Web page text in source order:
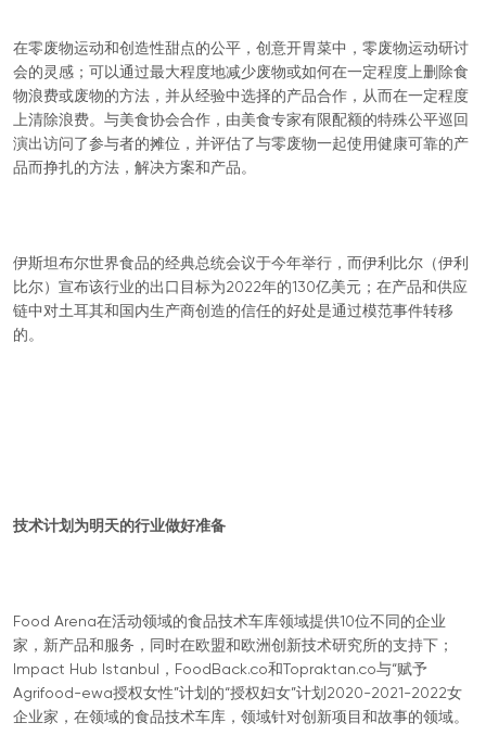
在零废物运动和创造性甜点的公平，创意开胃菜中，零废物运动研讨
会的灵感；可以通过最大程度地减少废物或如何在一定程度上删除食
物浪费或废物的方法，并从经验中选择的产品合作，从而在一定程度
上清除浪费。与美食协会合作，由美食专家有限配额的特殊公平巡回
演出访问了参与者的摊位，并评估了与零废物一起使用健康可靠的产
品而挣扎的方法，解决方案和产品。
伊斯坦布尔世界食品的经典总统会议于今年举行，而伊利比尔（伊利
比尔）宣布该行业的出口目标为2022年的130亿美元；在产品和供应
链中对土耳其和国内生产商创造的信任的好处是通过模范事件转移
的。
技术计划为明天的行业做好准备
Food Arena在活动领域的食品技术车库领域提供10位不同的企业
家，新产品和服务，同时在欧盟和欧洲创新技术研究所的支持下；
Impact Hub Istanbul，FoodBack.co和Topraktan.co与“赋予
Agrifood-ewa授权女性”计划的“授权妇女”计划2020-2021-2022女
企业家，在领域的食品技术车库，领域针对创新项目和故事的领域。